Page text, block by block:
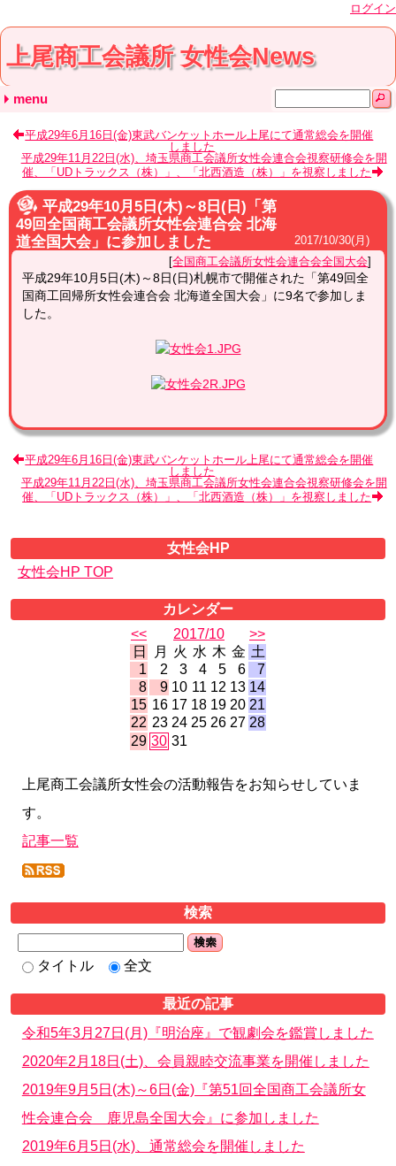
ログイン
上尾商工会議所 女性会News
menu
最近の記事
令和5年3月27日(月)『明治座』で観劇会を鑑賞しまし
た
2020年2月18日(土)、会員親睦交流事業を開催しまし
た
2019年9月5日(木)～6日(金)『第51回全国商工会議所
女性会連合会 鹿児島全国大会』に参加しました
2019年6月5日(水)、通常総会を開催しました
平成30年10月3日(水)全国商工会議所女性会連合会
「創立50周年記念式典・第50回岩手総会」に参加し
ました
月別の記事リスト
2023年 (1)
2023年05月 (1)
2020年 (1)
2020年02月 (1)
2019年 (2)
2019年09月 (1)
2019年06月 (1)
2018年 (2)
2018年10月 (1)
2018年06月 (1)
2017年 (3)
2017年12月 (1)
2017年10月 (1)
2017年06月 (1)
2016年 (4)
2016年11月 (1)
2016年06月 (1)
2016年03月 (1)
2016年01月 (1)
2015年 (1)
2015年06月 (1)
2013年 (1)
2013年07月 (1)
2012年 (1)
2012年07月 (1)
2011年 (1)
2011年03月 (1)
2010年 (2)
2010年11月 (1)
2010年06月 (1)
2009年 (2)
2009年12月 (1)
2009年06月 (1)
2008年 (5)
2008年12月 (4)
2008年02月 (1)
2006年 (6)
2006年10月 (1)
2006年08月 (1)
2006年07月 (2)
2006年06月 (1)
2006年02月 (1)
2005年 (5)
2005年12月 (1)
2005年09月 (1)
2005年08月 (1)
2005年04月 (1)
2005年02月 (1)
2004年 (6)
2004年12月 (1)
2004年09月 (1)
2004年07月 (2)
2004年06月 (1)
2004年02月 (1)
2003年 (4)
2003年10月 (1)
2003年09月 (1)
2003年06月 (1)
2003年03月 (1)
タグ
通常総会 (8)
視察研修 (11)
セミナー・講演会 (7)
お知らせ (1)
全国商工会議所女性会連合会全国大会 (8)
埼玉県商工会議所女性会連合会 (1)
埼玉県商工会議所女性会連合会通常総会 (4)
埼玉県商工会議所女性会連合会役員会 (1)
20周年記念講演会 (1)
その他 (2)
(none) (4)
平成29年6月16日(金)東武バンケットホール上尾にて通常総会を開催
しました
平成29年11月22日(水)、埼玉県商工会議所女性会連合会視察研修会を開
催、「UDトラックス（株）」、「北西酒造（株）」を視察しました
2017/10/30(月)
平成29年10月5日(木)～8日(日)「第
49回全国商工会議所女性会連合会 北海
道全国大会」に参加しました
全国商工会議所女性会連合会全国大会
平成29年10月5日(木)～8日(日)札幌市で開催された「第49回全
国商工回帰所女性会連合会 北海道全国大会」に9名で参加しま
した。
平成29年6月16日(金)東武バンケットホール上尾にて通常総会を開催
しました
平成29年11月22日(水)、埼玉県商工会議所女性会連合会視察研修会を開
催、「UDトラックス（株）」、「北西酒造（株）」を視察しました
女性会HP
女性会HP TOP
カレンダー
<<
2017/10
>>
日
月 火 水 木 金 土
1
2 3 4 5 6
7
8
9 10 11 12 13 14
15 16 17 18 19 20 21
22 23 24 25 26 27 28
29 30 31
上尾商工会議所女性会の活動報告をお知らせしていま
す。
記事一覧
検索
検索
タイトル 全文
最近の記事
令和5年3月27日(月)『明治座』で観劇会を鑑賞しました
2020年2月18日(土)、会員親睦交流事業を開催しました
2019年9月5日(木)～6日(金)『第51回全国商工会議所女
性会連合会 鹿児島全国大会』に参加しました
2019年6月5日(水)、通常総会を開催しました